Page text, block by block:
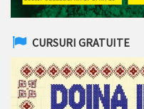
CURSURI GRATUITE